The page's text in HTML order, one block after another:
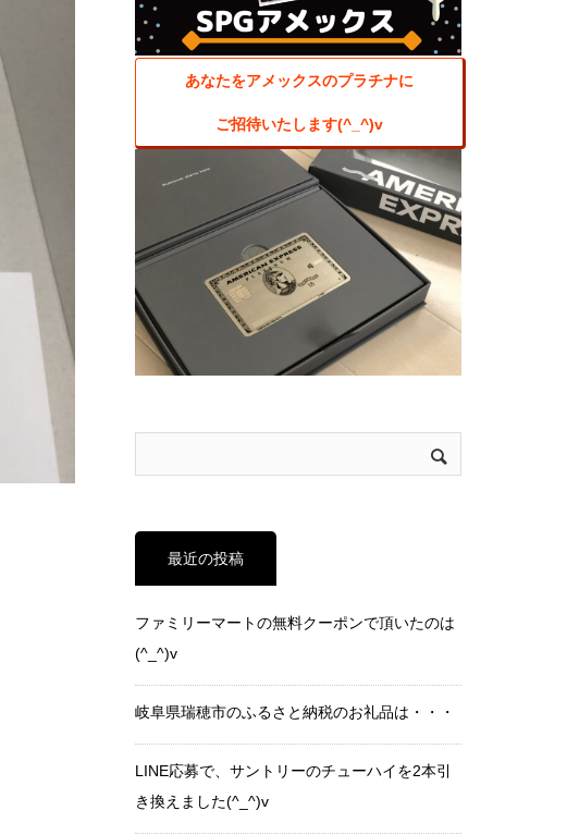
あなたをアメックスのプラチナに
ご招待いたします(^_^)v
最近の投稿
ファミリーマートの無料クーポンで頂いたのは
(^_^)v
岐阜県瑞穂市のふるさと納税のお礼品は・・・
LINE応募で、サントリーのチューハイを2本引
き換えました(^_^)v